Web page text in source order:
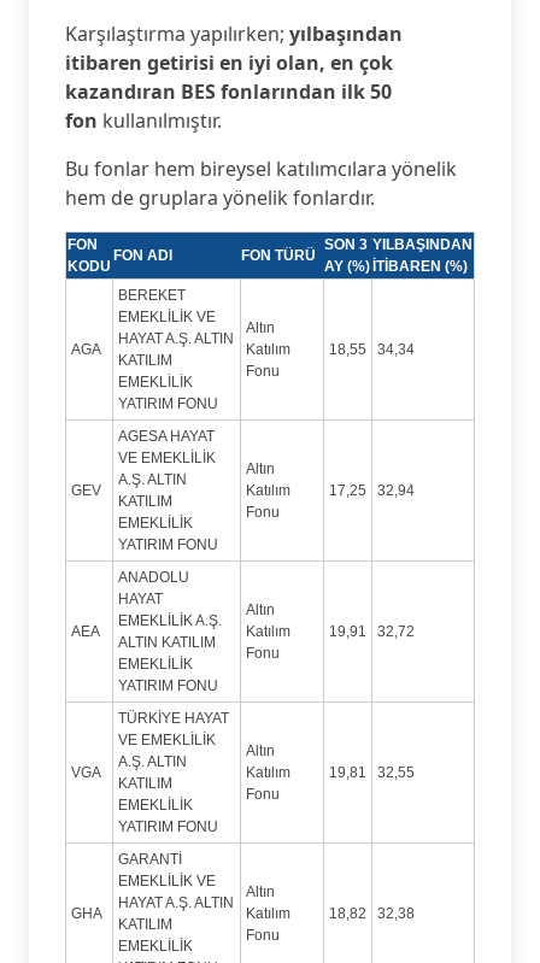
Karşılaştırma yapılırken; yılbaşından
itibaren getirisi en iyi olan, en çok
kazandıran BES fonlarından ilk 50
fon kullanılmıştır.
Bu fonlar hem bireysel katılımcılara yönelik
hem de gruplara yönelik fonlardır.
FON
KODU
FON ADI FON TÜRÜ
SON 3
AY (%)
YILBAŞINDAN
İTİBAREN (%)
AGA
BEREKET
EMEKLİLİK VE
HAYAT A.Ş. ALTIN
KATILIM
EMEKLİLİK
YATIRIM FONU
Altın
Katılım
Fonu
18,55 34,34
GEV
AGESA HAYAT
VE EMEKLİLİK
A.Ş. ALTIN
KATILIM
EMEKLİLİK
YATIRIM FONU
Altın
Katılım
Fonu
17,25 32,94
AEA
ANADOLU
HAYAT
EMEKLİLİK A.Ş.
ALTIN KATILIM
EMEKLİLİK
YATIRIM FONU
Altın
Katılım
Fonu
19,91 32,72
VGA
TÜRKİYE HAYAT
VE EMEKLİLİK
A.Ş. ALTIN
KATILIM
EMEKLİLİK
YATIRIM FONU
Altın
Katılım
Fonu
19,81 32,55
GHA
GARANTİ
EMEKLİLİK VE
HAYAT A.Ş. ALTIN
KATILIM
EMEKLİLİK
Altın
Katılım
Fonu
18,82 32,38